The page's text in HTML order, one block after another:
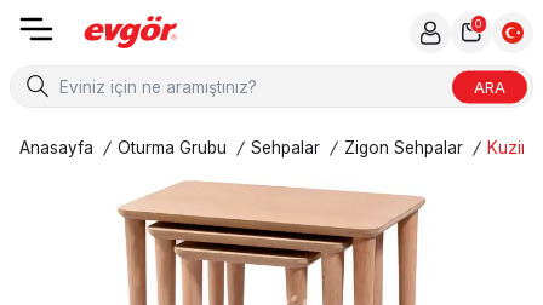
ARA
0
Anasayfa / Oturma Grubu / Sehpalar / Zigon Sehpalar /